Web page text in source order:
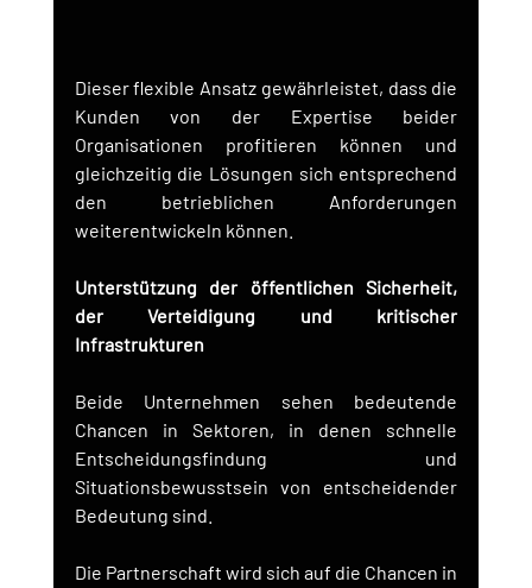
Dieser flexible Ansatz gewährleistet, dass die
Kunden von der Expertise beider
Organisationen profitieren können und
gleichzeitig die Lösungen sich entsprechend
den betrieblichen Anforderungen
weiterentwickeln können.
Unterstützung der öffentlichen Sicherheit,
der Verteidigung und kritischer
Infrastrukturen
Beide Unternehmen sehen bedeutende
Chancen in Sektoren, in denen schnelle
Entscheidungsfindung und
Situationsbewusstsein von entscheidender
Bedeutung sind.
Die Partnerschaft wird sich auf die Chancen in